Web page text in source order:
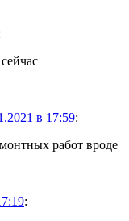
в 17:59:
работ вроде
: